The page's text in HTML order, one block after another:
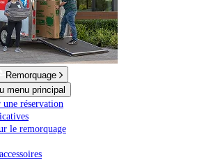
Remorquage
menu principal
une réservation
le remorquage